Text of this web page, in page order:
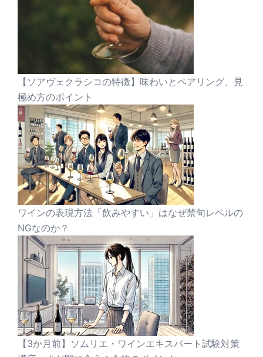
【ソアヴェクラシコの特徴】味わいとペアリング、見
極め方のポイント
ワインの表現方法「飲みやすい」はなぜ禁句レベルの
NGなのか？
【3か月前】ソムリエ・ワインエキスパート試験対策